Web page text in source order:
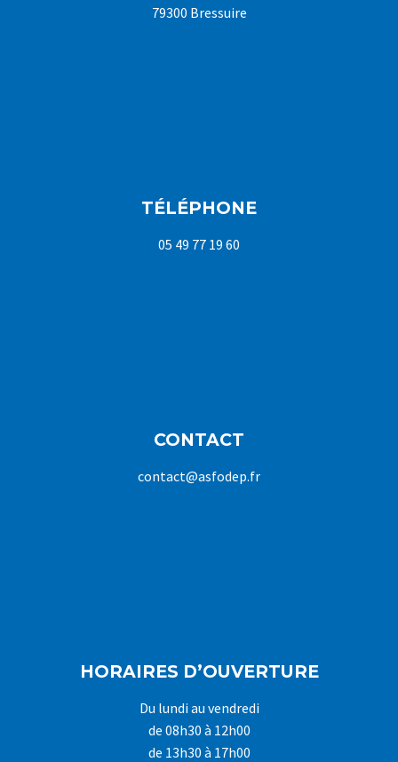
79300 Bressuire
TÉLÉPHONE
05 49 77 19 60
CONTACT
contact@asfodep.fr
HORAIRES D’OUVERTURE
Du lundi au vendredi
de 08h30 à 12h00
de 13h30 à 17h00